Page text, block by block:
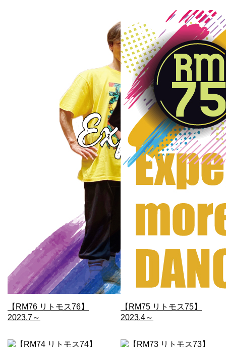
【RM76 リトモス76】
2023.7～
【RM75 リトモス75】
2023.4～